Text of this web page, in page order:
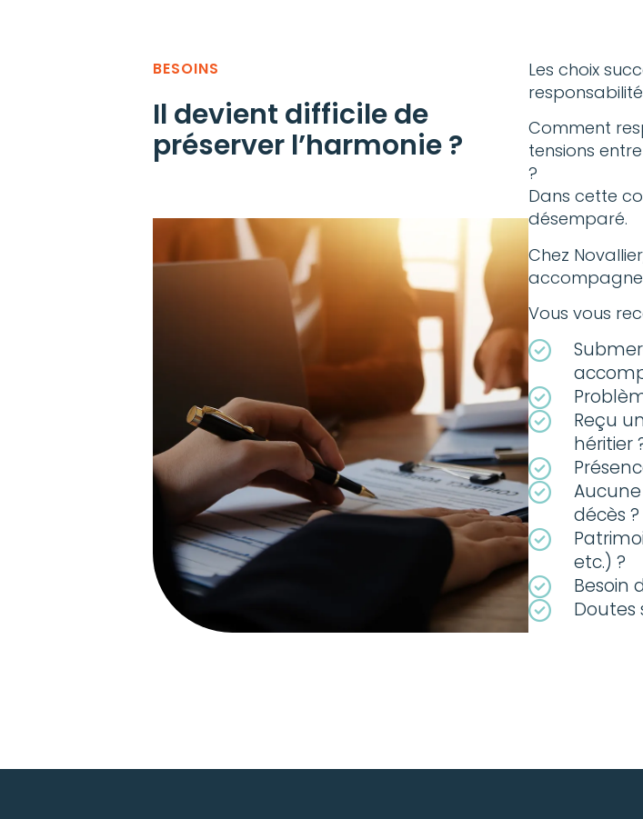
BESOINS
Il devient difficile de
préserver l’harmonie ?
Les choix
Comment
tensions
?
Dans cette
désemparé.
Chez
Vous vous
Reçu
héritier
décès ?
etc.) ?
Besoin
Doutes